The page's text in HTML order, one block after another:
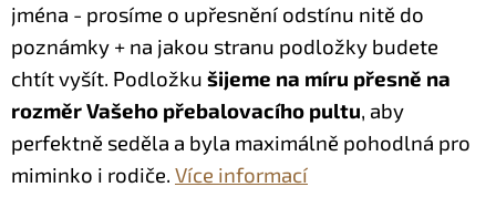
jména - prosíme o upřesnění odstínu nitě do
poznámky + na jakou stranu podložky budete
chtít vyšít. Podložku šijeme na míru přesně na
rozměr Vašeho přebalovacího pultu, aby
perfektně seděla a byla maximálně pohodlná pro
miminko i rodiče. Více informací